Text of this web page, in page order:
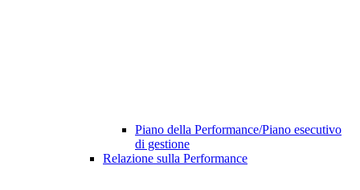
Piano della Performance/Piano esecutivo
di gestione
Relazione sulla Performance